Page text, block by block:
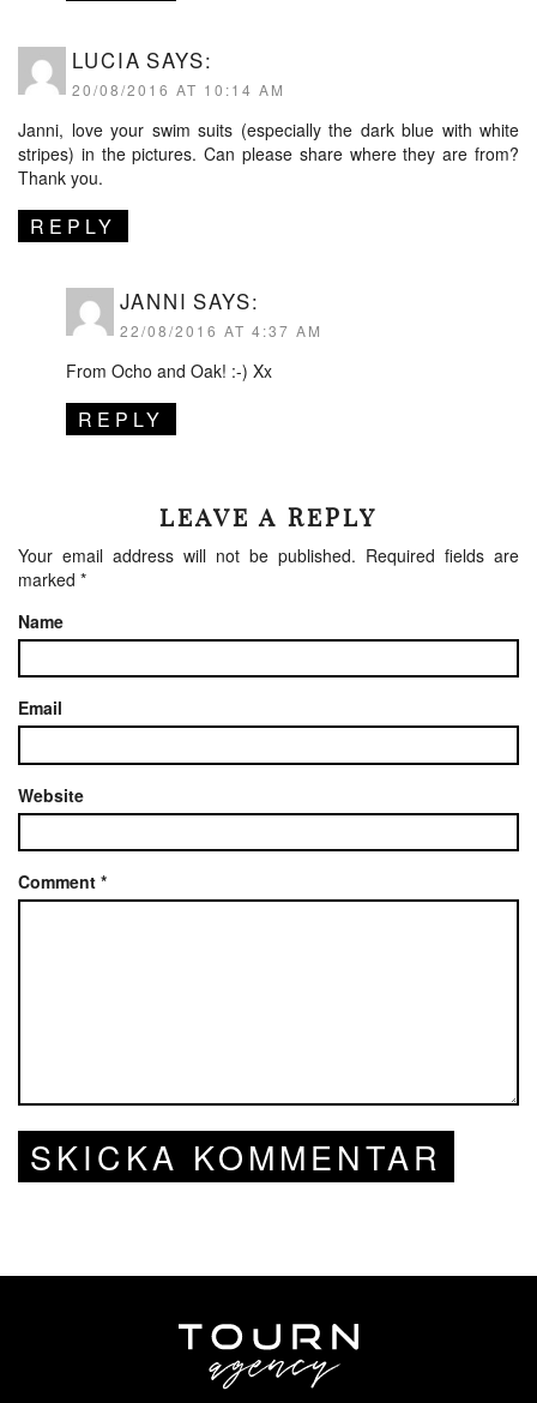
LUCIA SAYS:
20/08/2016 AT 10:14 AM
Janni, love your swim suits (especially the dark blue with white
stripes) in the pictures. Can please share where they are from?
Thank you.
REPLY
JANNI SAYS:
22/08/2016 AT 4:37 AM
From Ocho and Oak! :-) Xx
REPLY
LEAVE A REPLY
Your email address will not be published. Required fields are
marked *
Name
Email
Website
Comment *
SKICKA KOMMENTAR